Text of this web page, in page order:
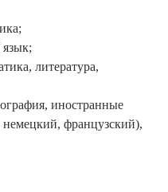
литература,
иностранные
французский),